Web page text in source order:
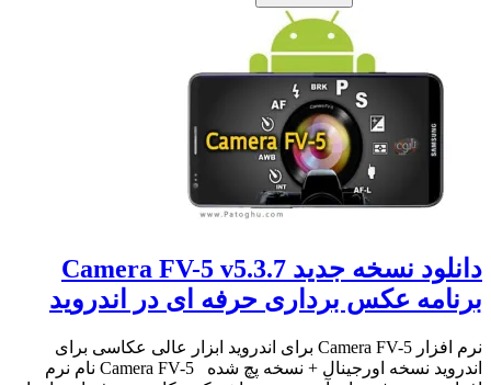
دانلود نسخه جدید Camera FV-5 v5.3.7
برنامه عکس برداری حرفه ای در اندروید
نرم افزار Camera FV-5 برای اندروید ابزار عالی عکاسی برای
اندروید نسخه اورجینال + نسخه پچ شده Camera FV-5 نام نرم